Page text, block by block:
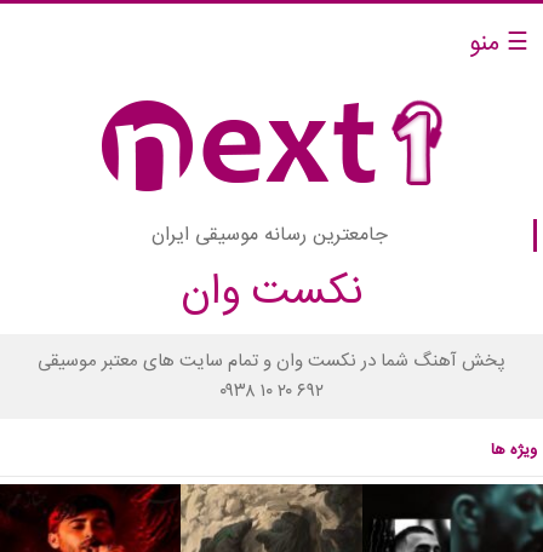
☰ منو
جامعترین رسانه موسیقی ایران
نکست وان
پخش آهنگ شما در نکست وان و تمام سایت های معتبر موسیقی
۰۹۳۸ ۱۰ ۲۰ ۶۹۲
ویژه ها